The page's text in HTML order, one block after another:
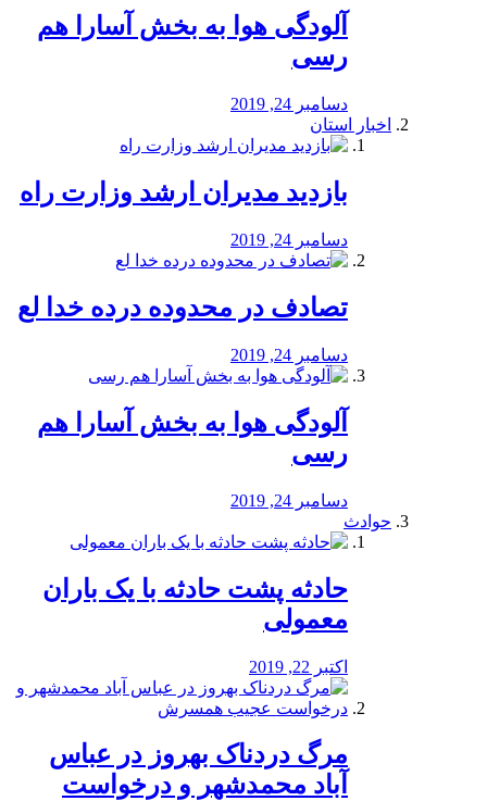
آلودگی هوا به بخش آسارا هم
رسی
دسامبر 24, 2019
اخبار استان
بازدید مدیران ارشد وزارت راه
دسامبر 24, 2019
تصادف در محدوده درده خدا لع
دسامبر 24, 2019
آلودگی هوا به بخش آسارا هم
رسی
دسامبر 24, 2019
حوادث
️حادثه پشت حادثه با یک باران
معمولی
اکتبر 22, 2019
مرگ دردناک بهروز در عباس
آباد محمدشهر و درخواست